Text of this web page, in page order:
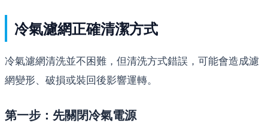
冷氣濾網正確清潔方式
冷氣濾網清洗並不困難，但清洗方式錯誤，可能會造成濾
網變形、破損或裝回後影響運轉。
第一步：先關閉冷氣電源